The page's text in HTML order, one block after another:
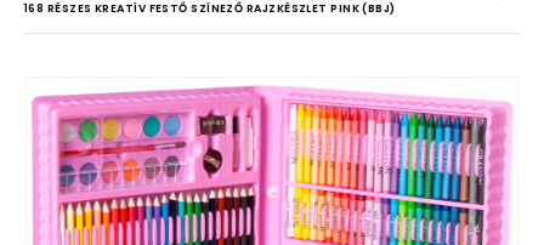
168 RÉSZES KREATÍV FESTŐ SZÍNEZŐ RAJZKÉSZLET PINK (BBJ)